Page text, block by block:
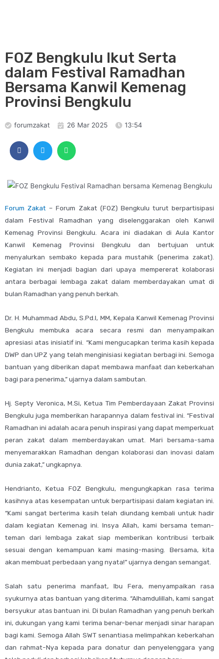
FOZ Bengkulu Ikut Serta
dalam Festival Ramadhan
Bersama Kanwil Kemenag
Provinsi Bengkulu
forumzakat 26 Mar 2025 13:54
Forum Zakat – Forum Zakat (FOZ) Bengkulu turut berpartisipasi
dalam Festival Ramadhan yang diselenggarakan oleh Kanwil
Kemenag Provinsi Bengkulu. Acara ini diadakan di Aula Kantor
Kanwil Kemenag Provinsi Bengkulu dan bertujuan untuk
menyalurkan sembako kepada para mustahik (penerima zakat).
Kegiatan ini menjadi bagian dari upaya mempererat kolaborasi
antara berbagai lembaga zakat dalam memberdayakan umat di
bulan Ramadhan yang penuh berkah.
Dr. H. Muhammad Abdu, S.Pd.I, MM, Kepala Kanwil Kemenag Provinsi
Bengkulu membuka acara secara resmi dan menyampaikan
apresiasi atas inisiatif ini. “Kami mengucapkan terima kasih kepada
DWP dan UPZ yang telah menginisiasi kegiatan berbagi ini. Semoga
bantuan yang diberikan dapat membawa manfaat dan keberkahan
bagi para penerima,” ujarnya dalam sambutan.
Hj. Septy Veronica, M.Si, Ketua Tim Pemberdayaan Zakat Provinsi
Bengkulu juga memberikan harapannya dalam festival ini. “Festival
Ramadhan ini adalah acara penuh inspirasi yang dapat memperkuat
peran zakat dalam memberdayakan umat. Mari bersama-sama
menyemarakkan Ramadhan dengan kolaborasi dan inovasi dalam
dunia zakat,” ungkapnya.
Hendrianto, Ketua FOZ Bengkulu, mengungkapkan rasa terima
kasihnya atas kesempatan untuk berpartisipasi dalam kegiatan ini.
“Kami sangat berterima kasih telah diundang kembali untuk hadir
dalam kegiatan Kemenag ini. Insya Allah, kami bersama teman-
teman dari lembaga zakat siap memberikan kontribusi terbaik
sesuai dengan kemampuan kami masing-masing. Bersama, kita
akan membuat perbedaan yang nyata!” ujarnya dengan semangat.
Salah satu penerima manfaat, Ibu Fera, menyampaikan rasa
syukurnya atas bantuan yang diterima. “Alhamdulillah, kami sangat
bersyukur atas bantuan ini. Di bulan Ramadhan yang penuh berkah
ini, dukungan yang kami terima benar-benar menjadi sinar harapan
bagi kami. Semoga Allah SWT senantiasa melimpahkan keberkahan
dan rahmat-Nya kepada para donatur dan penyelenggara yang